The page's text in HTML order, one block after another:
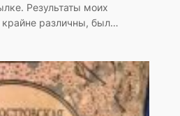
Результаты моих
различны, был…